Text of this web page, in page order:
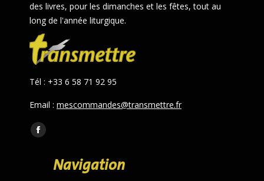
des livres, pour les dimanches et les fêtes, tout au
long de l'année liturgique.
Tél : +33 6 58 71 92 95
Email : mescommandes@transmettre.fr
Trouvez nous sur :
Facebook
opensNavigation